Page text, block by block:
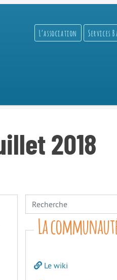
L’association Services
2018
La
Le wiki